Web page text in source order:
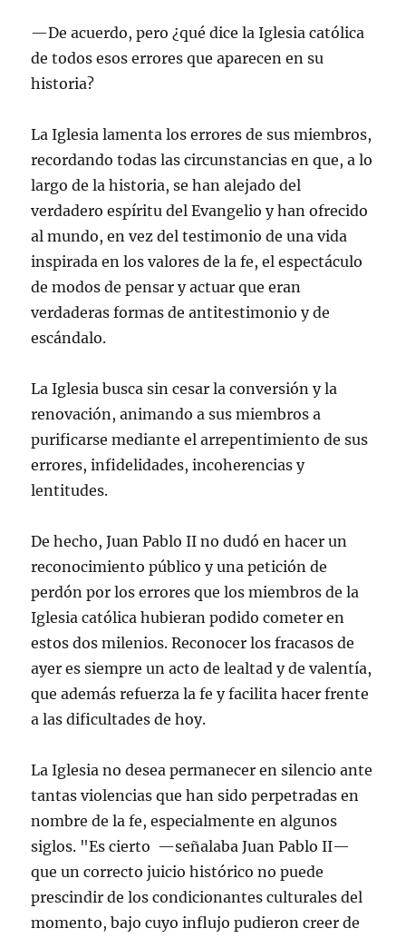
—De acuerdo, pero ¿qué dice la Iglesia católica
de todos esos errores que aparecen en su
historia?
La Iglesia lamenta los errores de sus miembros,
recordando todas las circunstancias en que, a lo
largo de la historia, se han alejado del
verdadero espíritu del Evangelio y han ofrecido
al mundo, en vez del testimonio de una vida
inspirada en los valores de la fe, el espectáculo
de modos de pensar y actuar que eran
verdaderas formas de antitestimonio y de
escándalo.
La Iglesia busca sin cesar la conversión y la
renovación, animando a sus miembros a
purificarse mediante el arrepentimiento de sus
errores, infidelidades, incoherencias y
lentitudes.
De hecho, Juan Pablo II no dudó en hacer un
reconocimiento público y una petición de
perdón por los errores que los miembros de la
Iglesia católica hubieran podido cometer en
estos dos milenios. Reconocer los fracasos de
ayer es siempre un acto de lealtad y de valentía,
que además refuerza la fe y facilita hacer frente
a las dificultades de hoy.
La Iglesia no desea permanecer en silencio ante
tantas violencias que han sido perpetradas en
nombre de la fe, especialmente en algunos
siglos. "Es cierto —señalaba Juan Pablo II—
que un correcto juicio histórico no puede
prescindir de los condicionantes culturales del
momento, bajo cuyo influjo pudieron creer de